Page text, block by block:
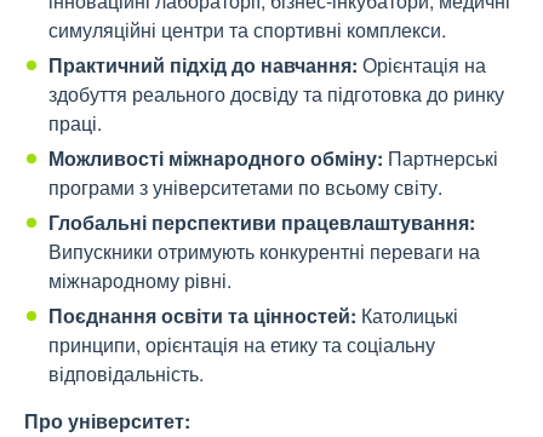
симуляційні центри та спортивні комплекси.
Практичний підхід до навчання: Орієнтація на
здобуття реального досвіду та підготовка до ринку
праці.
Можливості міжнародного обміну: Партнерські
програми з університетами по всьому світу.
Глобальні перспективи працевлаштування:
Випускники отримують конкурентні переваги на
міжнародному рівні.
Поєднання освіти та цінностей: Католицькі
принципи, орієнтація на етику та соціальну
відповідальність.
Про університет: